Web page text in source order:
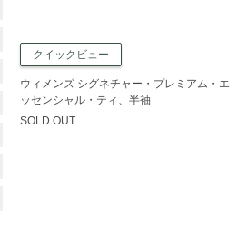
クイックビュー
ウィメンズ シグネチャー・プレミアム・エ
ッセンシャル・ティ、半袖
SOLD OUT